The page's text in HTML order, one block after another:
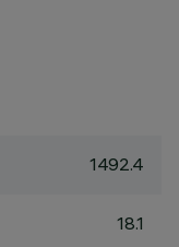
1492.4
18.1